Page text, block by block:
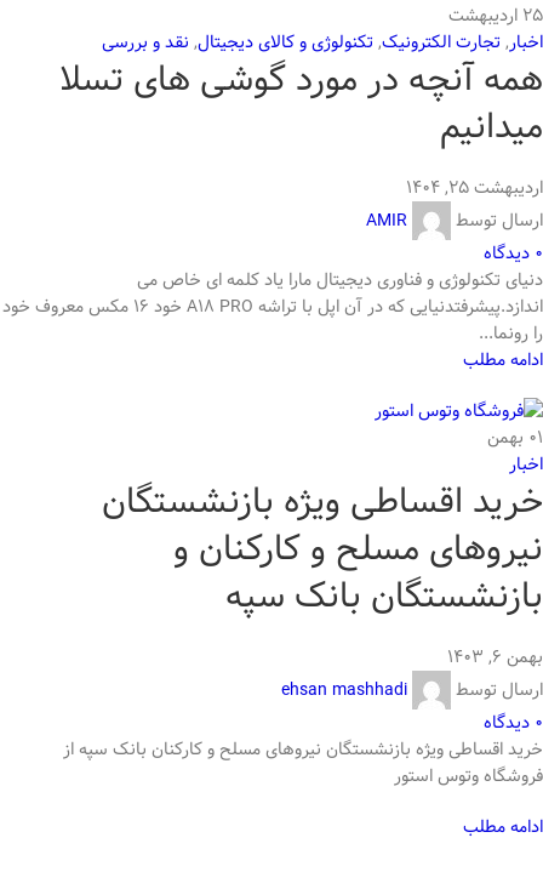
25 اردیبهشت
اخبار, تجارت الکترونیک, تکنولوژی و کالای دیجیتال, نقد و بررسی
همه آنچه در مورد گوشی های تسلا
میدانیم
اردیبهشت ۲۵, ۱۴۰۴
ارسال توسط
AMIR
0 دیدگاه
دنیای تکنولوژی و فناوری دیجیتال مارا یاد کلمه ای خاص می
اندازد.پیشرفتدنیایی که در آن اپل با تراشه A18 PRO خود 16 مکس معروف خود
را رونما...
ادامه مطلب
01 بهمن
اخبار
خرید اقساطی ویژه بازنشستگان
نیروهای مسلح و کارکنان و
بازنشستگان بانک سپه
بهمن ۶, ۱۴۰۳
ارسال توسط
ehsan mashhadi
0 دیدگاه
خرید اقساطی ویژه بازنشستگان نیروهای مسلح و کارکنان بانک سپه از
فروشگاه وتوس استور
ادامه مطلب